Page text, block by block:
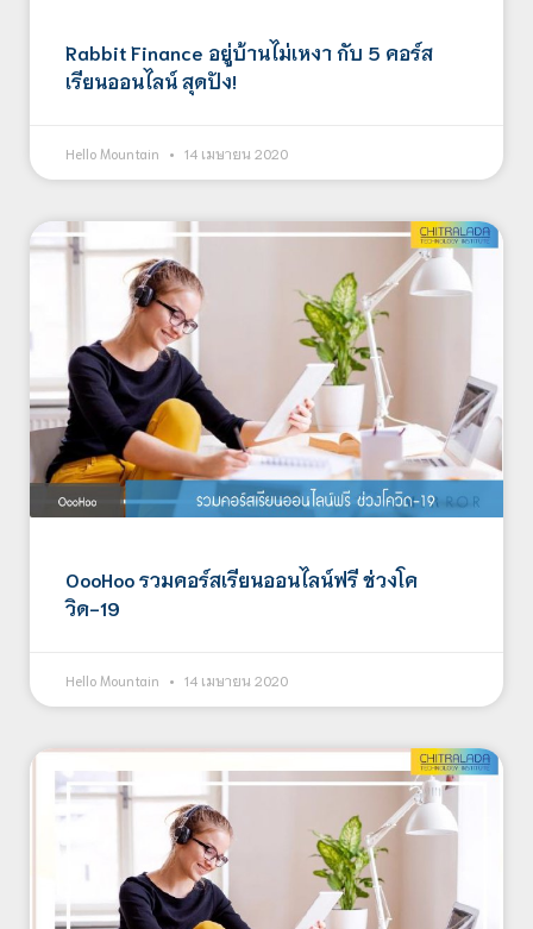
Rabbit Finance อยู่บ้านไม่เหงา กับ 5 คอร์ส
เรียนออนไลน์ สุดปัง!
Hello Mountain 14 เมษายน 2020
OooHoo รวมคอร์สเรียนออนไลน์ฟรี ช่วงโค
วิด-19
Hello Mountain 14 เมษายน 2020